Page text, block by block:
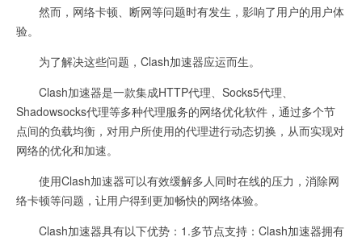
然而，网络卡顿、断网等问题时有发生，影响了用户的用户体
验。
为了解决这些问题，Clash加速器应运而生。
Clash加速器是一款集成HTTP代理、Socks5代理、
Shadowsocks代理等多种代理服务的网络优化软件，通过多个节
点间的负载均衡，对用户所使用的代理进行动态切换，从而实现对
网络的优化和加速。
使用Clash加速器可以有效缓解多人同时在线的压力，消除网
络卡顿等问题，让用户得到更加畅快的网络体验。
Clash加速器具有以下优势：1.多节点支持：Clash加速器拥有